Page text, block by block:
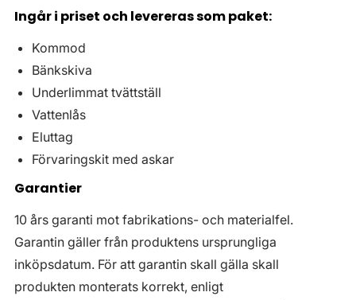
Ingår i priset och levereras som paket:
Kommod
Bänkskiva
Underlimmat tvättställ
Vattenlås
Eluttag
Förvaringskit med askar
Garantier
10 års garanti mot fabrikations- och materialfel.
Garantin gäller från produktens ursprungliga
inköpsdatum. För att garantin skall gälla skall
produkten monterats korrekt, enligt